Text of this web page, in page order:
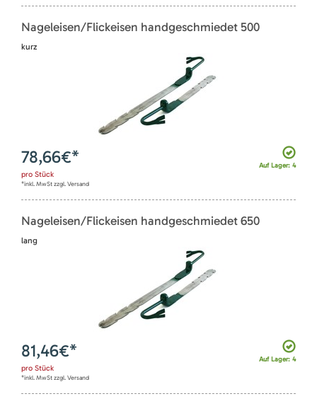
Nageleisen/Flickeisen handgeschmiedet 500
kurz
Auf Lager: 4
78,66€*
pro Stück
*inkl. MwSt zzgl. Versand
Nageleisen/Flickeisen handgeschmiedet 650
lang
Auf Lager: 4
81,46€*
pro Stück
*inkl. MwSt zzgl. Versand